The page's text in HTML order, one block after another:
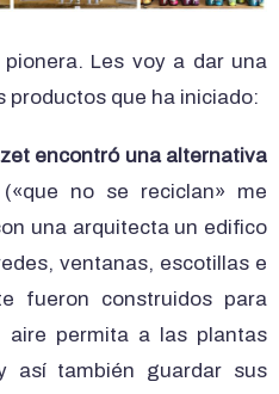
Les voy a dar una
productos que ha iniciado:
encontró una alternativa
no se reciclan» me
una arquitecta un edifico
ventanas, escotillas e
fueron construidos para
aire permita a las plantas
así también guardar sus